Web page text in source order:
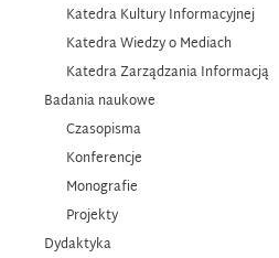
Katedra Kultury Informacyjnej
Katedra Wiedzy o Mediach
Katedra Zarządzania Informacją
Badania naukowe
Czasopisma
Konferencje
Monografie
Projekty
Dydaktyka